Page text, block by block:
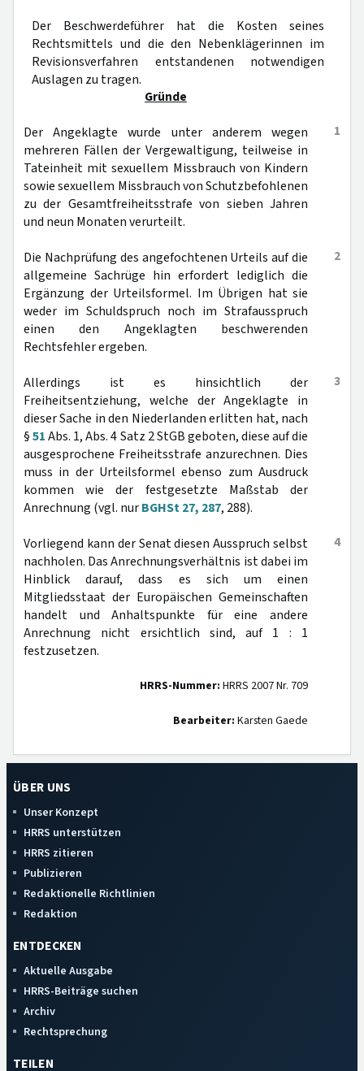
Der Beschwerdeführer hat die Kosten seines
Rechtsmittels und die den Nebenklägerinnen im
Revisionsverfahren entstandenen notwendigen
Auslagen zu tragen.
Gründe
1
Der Angeklagte wurde unter anderem wegen
mehreren Fällen der Vergewaltigung, teilweise in
Tateinheit mit sexuellem Missbrauch von Kindern
sowie sexuellem Missbrauch von Schutzbefohlenen
zu der Gesamtfreiheitsstrafe von sieben Jahren
und neun Monaten verurteilt.
2
Die Nachprüfung des angefochtenen Urteils auf die
allgemeine Sachrüge hin erfordert lediglich die
Ergänzung der Urteilsformel. Im Übrigen hat sie
weder im Schuldspruch noch im Strafausspruch
einen den Angeklagten beschwerenden
Rechtsfehler ergeben.
3
Allerdings ist es hinsichtlich der
Freiheitsentziehung, welche der Angeklagte in
dieser Sache in den Niederlanden erlitten hat, nach
§51Abs. 1, Abs. 4 Satz 2 StGB geboten, diese auf die
ausgesprochene Freiheitsstrafe anzurechnen. Dies
muss in der Urteilsformel ebenso zum Ausdruck
kommen wie der festgesetzte Maßstab der
Anrechnung (vgl. nurBGHSt 27, 287, 288).
4
Vorliegend kann der Senat diesen Ausspruch selbst
nachholen. Das Anrechnungsverhältnis ist dabei im
Hinblick darauf, dass es sich um einen
Mitgliedsstaat der Europäischen Gemeinschaften
handelt und Anhaltspunkte für eine andere
Anrechnung nicht ersichtlich sind, auf 1 : 1
festzusetzen.
HRRS-Nummer: HRRS 2007 Nr. 709
Bearbeiter: Karsten Gaede
ÜBER UNS
Unser Konzept
HRRS unterstützen
HRRS zitieren
Publizieren
Redaktionelle Richtlinien
Redaktion
ENTDECKEN
Aktuelle Ausgabe
HRRS-Beiträge suchen
Archiv
Rechtsprechung
TEILEN